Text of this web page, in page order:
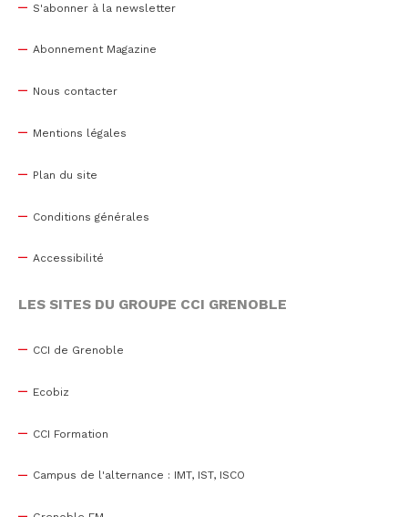
S'abonner à la newsletter
Abonnement Magazine
Nous contacter
Mentions légales
Plan du site
Conditions générales
Accessibilité
LES SITES DU GROUPE CCI GRENOBLE
CCI de Grenoble
Ecobiz
CCI Formation
Campus de l'alternance : IMT, IST, ISCO